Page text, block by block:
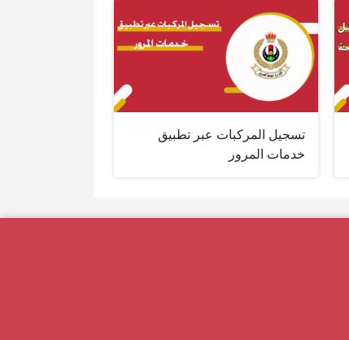
تسجيل المركبات عبر تطبيق
خدمات المرور